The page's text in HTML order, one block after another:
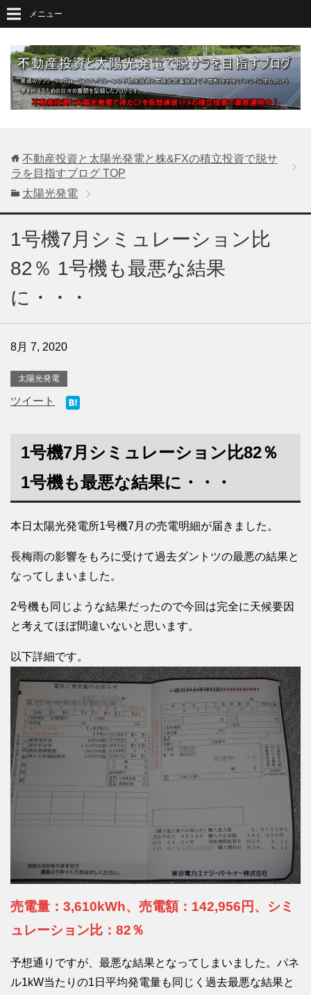
メニュー
不動産投資と太陽光発電と株&FXの積立投資で脱サ
ラを目指すブログ TOP
太陽光発電
1号機7月シミュレーション比
82％ 1号機も最悪な結果
に・・・
8月 7, 2020
太陽光発電
ツイート
1号機7月シミュレーション比82％
1号機も最悪な結果に・・・
本日太陽光発電所1号機7月の売電明細が届きました。
長梅雨の影響をもろに受けて過去ダントツの最悪の結果と
なってしまいました。
2号機も同じような結果だったので今回は完全に天候要因
と考えてほぼ間違いないと思います。
以下詳細です。
売電量：3,610kWh、売電額：142,956円、シミ
ュレーション比：82％
予想通りですが、最悪な結果となってしまいました。パネ
ル1kW当たりの1日平均発電量も同じく過去最悪な結果と